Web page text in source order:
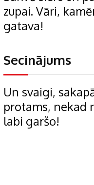
zupai. Vāri,
gatava!
Secinājums
Un svaigi,
protams, nekad
labi garšo!